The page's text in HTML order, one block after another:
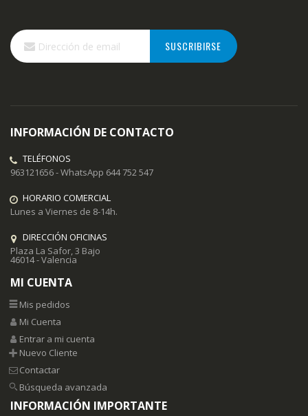
Inscríbase
a
nuestro
SUSCRIBIRSE
INFORMACIÓN DE CONTACTO
TELÉFONOS
963121656 - WhatsApp 644 752 547
HORARIO COMERCIAL
Lunes a Viernes de 8-14h.
DIRECCIÓN OFICINAS
Plaza La Safor, 3 Bajo
46014 - Valencia
MI CUENTA
Mis pedidos
Mi Cuenta
Entrar a mi cuenta
Nuevo Cliente
Contactar
Búsqueda avanzada
INFORMACIÓN IMPORTANTE